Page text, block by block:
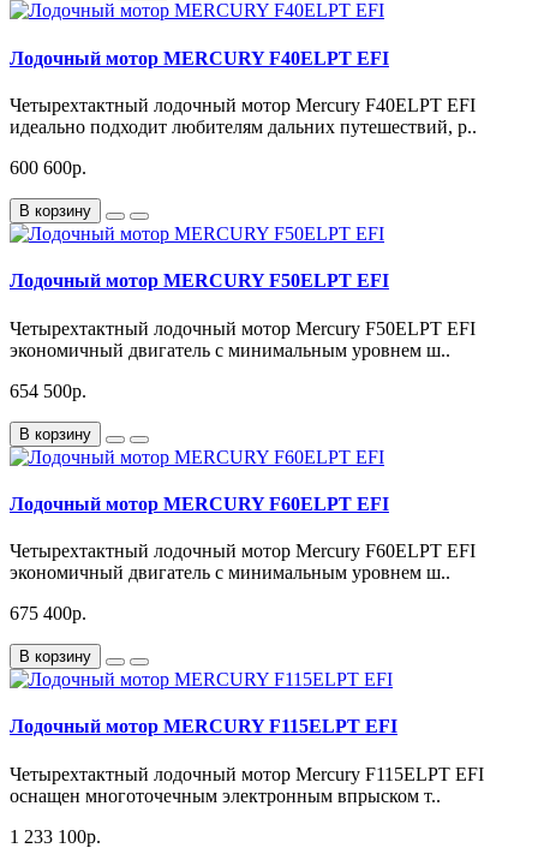
Лодочный мотор MERCURY F40ELPT EFI
Четырехтактный лодочный мотор Mercury F40ELPT EFI
идеально подходит любителям дальних путешествий, р..
600 600р.
В корзину
Лодочный мотор MERCURY F50ELPT EFI
Четырехтактный лодочный мотор Mercury F50ELPT EFI
экономичный двигатель с минимальным уровнем ш..
654 500р.
В корзину
Лодочный мотор MERCURY F60ELPT EFI
Четырехтактный лодочный мотор Mercury F60ELPT EFI
экономичный двигатель с минимальным уровнем ш..
675 400р.
В корзину
Лодочный мотор MERCURY F115ELPT EFI
Четырехтактный лодочный мотор Mercury F115ELPT EFI
оснащен многоточечным электронным впрыском т..
1 233 100р.